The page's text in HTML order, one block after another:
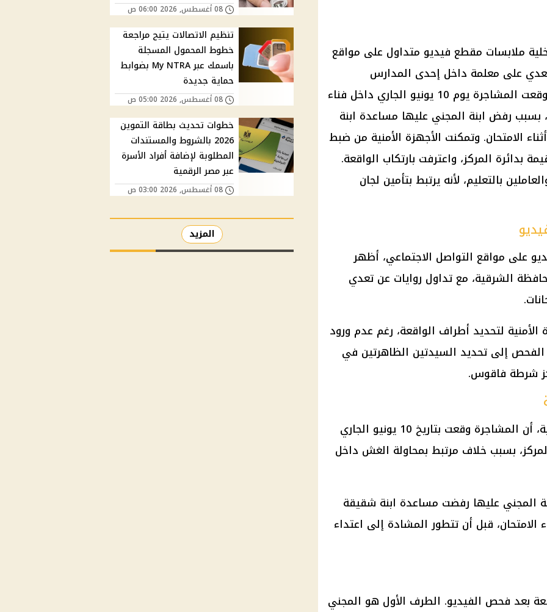
ملابسات مقطع فيديو متداول على مواقع
على معلمة داخل إحدى المدارس
بالشرقية. وبحسب الفحص الأمني، وقعت المشاجرة يوم 10 يونيو الجاري داخل فناء
رفض ابنة المجني عليها مساعدة ابنة
الامتحان. وتمكنت الأجهزة الأمنية من ضبط
بدائرة المركز، واعترفت بارتكاب الواقعة.
بالتعليم، لأنه يرتبط بتأمين لجان
على مواقع التواصل الاجتماعي، أظهر
الشرقية، مع تداول روايات عن تعدي
لتحديد أطراف الواقعة، رغم عدم ورود
إلى تحديد السيدتين الظاهرتين في
شرطة فاقوس.
أقرت السيدتان، بحسب بيان الداخلية، أن المشاجرة وقعت بتاريخ 10 يونيو الجاري
بسبب خلاف مرتبط بمحاولة الغش داخل
المجني عليها رفضت مساعدة ابنة شقيقة
قبل أن تتطور المشادة إلى اعتداء
بعد فحص الفيديو. الطرف الأول هو المجني
08 أغسطس, 2026 06:00 ص
تنظيم الاتصالات يتيح مراجعة
خطوط المحمول المسجلة
باسمك عبر My NTRA بضوابط
حماية جديدة
08 أغسطس, 2026 05:00 ص
خطوات تحديث بطاقة التموين
2026 بالشروط والمستندات
المطلوبة لإضافة أفراد الأسرة
عبر مصر الرقمية
08 أغسطس, 2026 03:00 ص
المزيد